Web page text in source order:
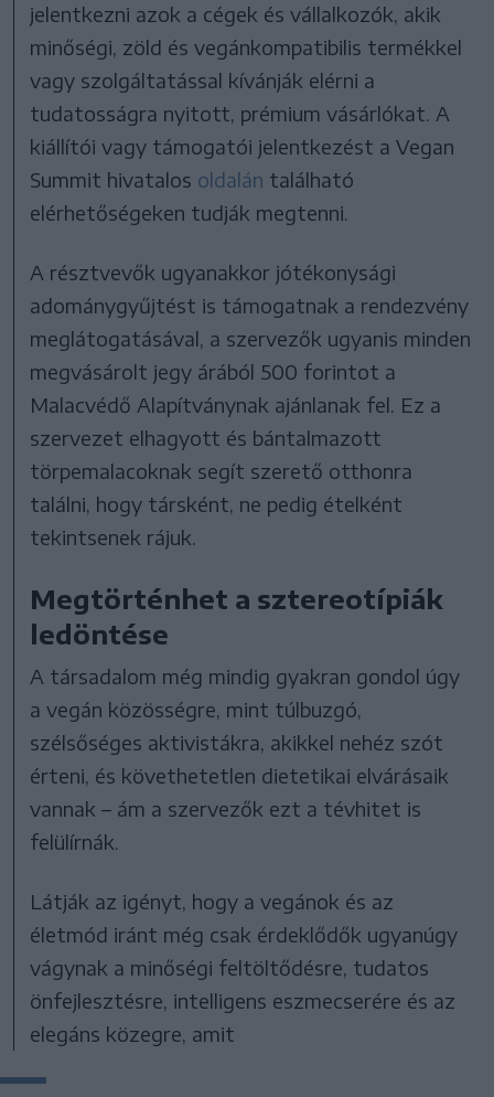
jelentkezni azok a cégek és vállalkozók, akik
minőségi, zöld és vegánkompatibilis termékkel
vagy szolgáltatással kívánják elérni a
tudatosságra nyitott, prémium vásárlókat. A
kiállítói vagy támogatói jelentkezést a Vegan
Summit hivatalos oldalán található
elérhetőségeken tudják megtenni.
A résztvevők ugyanakkor jótékonysági
adománygyűjtést is támogatnak a rendezvény
meglátogatásával, a szervezők ugyanis minden
megvásárolt jegy árából 500 forintot a
Malacvédő Alapítványnak ajánlanak fel. Ez a
szervezet elhagyott és bántalmazott
törpemalacoknak segít szerető otthonra
találni, hogy társként, ne pedig ételként
tekintsenek rájuk.
Megtörténhet a sztereotípiák
ledöntése
A társadalom még mindig gyakran gondol úgy
a vegán közösségre, mint túlbuzgó,
szélsőséges aktivistákra, akikkel nehéz szót
érteni, és követhetetlen dietetikai elvárásaik
vannak – ám a szervezők ezt a tévhitet is
felülírnák.
Látják az igényt, hogy a vegánok és az
életmód iránt még csak érdeklődők ugyanúgy
vágynak a minőségi feltöltődésre, tudatos
önfejlesztésre, intelligens eszmecserére és az
elegáns közegre, amit